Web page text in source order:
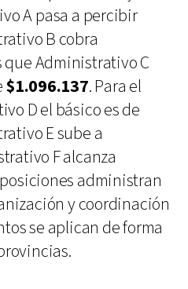
A pasa a percibir
B cobra
que Administrativo C
$1.096.137. Para el
D el básico es de
E sube a
F alcanza
posiciones administran
y coordinación
se aplican de forma